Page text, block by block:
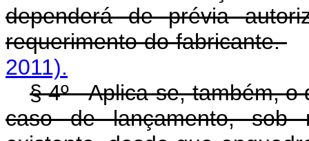
dependerá de prévia
requerimento do fabricante.
2011).
§ 4º - Aplica-se, também,
caso de lançamento, sob